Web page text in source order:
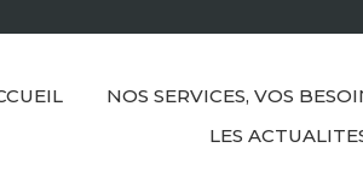
NOS SERVICES, VOS
LES